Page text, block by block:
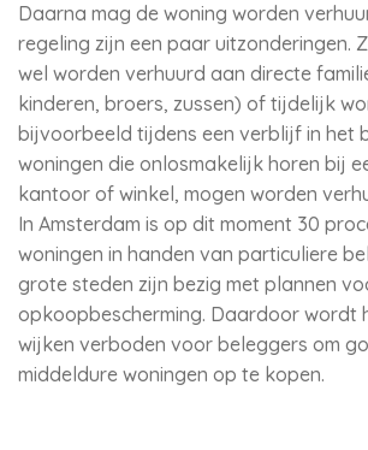
Daarna mag de woning worden
regeling zijn een paar uitzonderingen.
wel worden verhuurd aan directe
kinderen, broers, zussen) of tijdelijk
bijvoorbeeld tijdens een verblijf in het
woningen die onlosmakelijk horen bij
kantoor of winkel, mogen worden
In Amsterdam is op dit moment 30
woningen in handen van particuliere
grote steden zijn bezig met plannen
opkoopbescherming. Daardoor wordt
wijken verboden voor beleggers om
middeldure woningen op te kopen.